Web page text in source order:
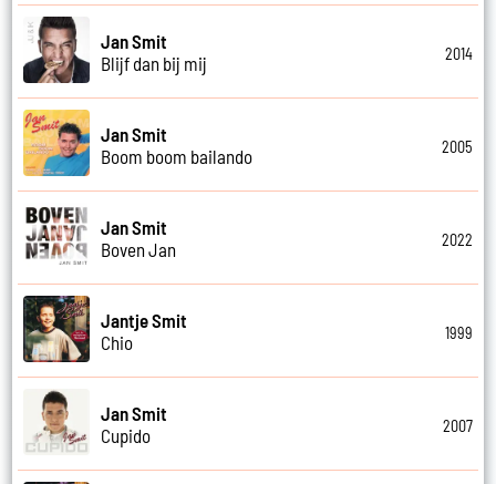
Jan Smit
Blijf dan bij mij
2014
Jan Smit
Boom boom bailando
2005
Jan Smit
Boven Jan
2022
Jantje Smit
Chio
1999
Jan Smit
Cupido
2007